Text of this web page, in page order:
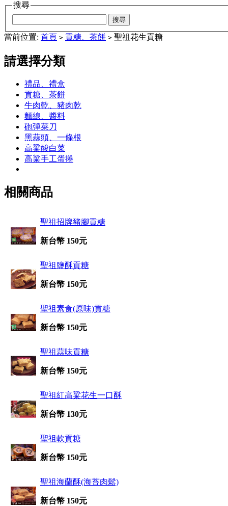
搜尋
當前位置: 首頁 > 貢糖、茶餅 > 聖祖花生貢糖
請選擇分類
禮品、禮盒
貢糖、茶餅
牛肉乾、豬肉乾
麵線、醬料
砲彈菜刀
黑蒜頭、一條根
高粱酸白菜
高粱手工蛋捲
相關商品
聖祖招牌豬腳貢糖
新台幣 150元
聖祖鹽酥貢糖
新台幣 150元
聖祖素食(原味)貢糖
新台幣 150元
聖祖蒜味貢糖
新台幣 150元
聖祖紅高粱花生一口酥
新台幣 130元
聖祖軟貢糖
新台幣 150元
聖祖海蘭酥(海苔肉鬆)
新台幣 150元